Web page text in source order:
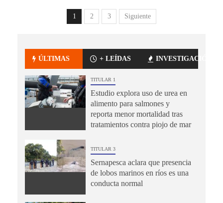
1 2 3 Siguiente
ÚLTIMAS + LEÍDAS INVESTIGACIÓN
TITULAR 1
Estudio explora uso de urea en
alimento para salmones y
reporta menor mortalidad tras
tratamientos contra piojo de mar
TITULAR 3
Sernapesca aclara que presencia
de lobos marinos en ríos es una
conducta normal